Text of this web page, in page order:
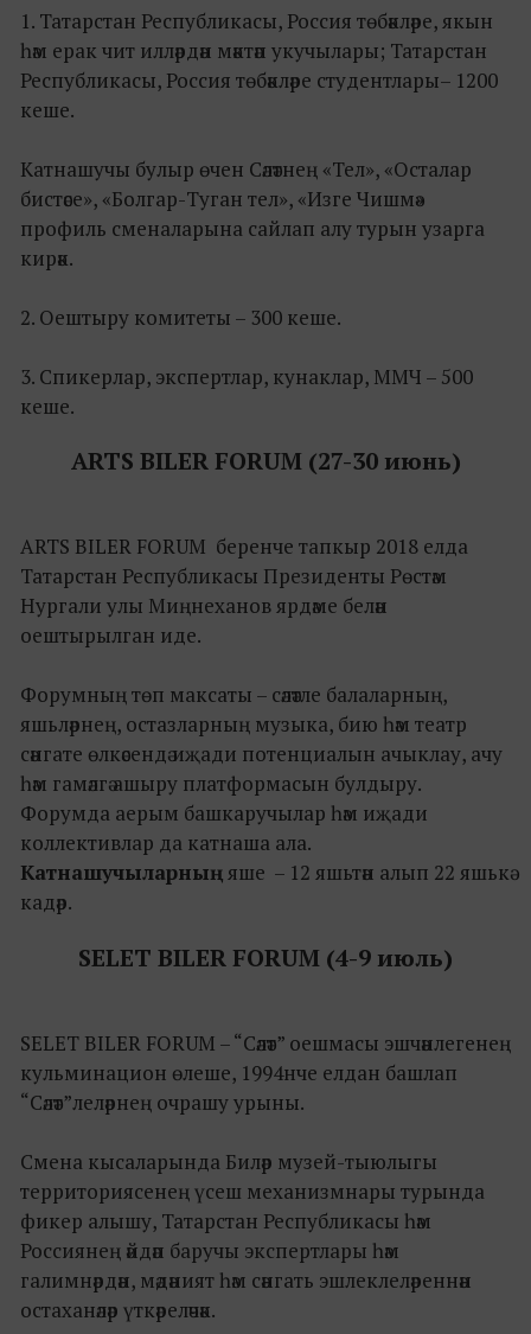
1. Татарстан Республикасы, Россия төбәкләре, якын
һәм ерак чит илләрдән мәктәп укучылары; Татарстан
Республикасы, Россия төбәкләре студентлары– 1200
кеше.
Катнашучы булыр өчен Сәләтнең «Тел», «Осталар
бистәсе», «Болгар-Туган тел», «Изге Чишмә»
профиль сменаларына сайлап алу турын узарга
кирәк.
2. Оештыру комитеты – 300 кеше.
3. Спикерлар, экспертлар, кунаклар, ММЧ – 500
кеше.
ARTS BILER FORUM (27-30 июнь)
ARTS BILER FORUM беренче тапкыр 2018 елда
Татарстан Республикасы Президенты Рөстәм
Нургали улы Миңнеханов ярдәме белән
оештырылган иде.
Форумның төп максаты – сәләтле балаларның,
яшьләрнең, остазларның музыка, бию һәм театр
сәнгате өлкәсендә иҗади потенциалын ачыклау, ачу
һәм гамәлгә ашыру платформасын булдыру.
Форумда аерым башкаручылар һәм иҗади
коллективлар да катнаша ала.
Катнашучыларныңяше – 12 яшьтән алып 22 яшькә
кадәр.
SELET BILER FORUM (4-9 июль)
SELET BILER FORUM – “Сәләт” оешмасы эшчәнлегенең
кульминацион өлеше, 1994нче елдан башлап
“Сәләт”леләрнең очрашу урыны.
Смена кысаларында Биләр музей-тыюлыгы
территориясенең үсеш механизмнары турында
фикер алышу, Татарстан Республикасы һәм
Россиянең әйдәп баручы экспертлары һәм
галимнәрдән, мәдәният һәм сәнгать эшлеклеләреннән
остаханәләр үткәреләчәк.